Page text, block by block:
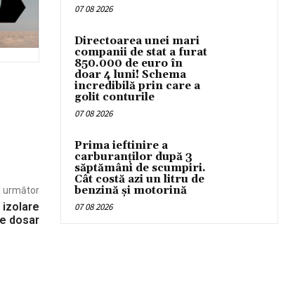
următor
izolare
dosar
07 08 2026
Directoarea unei mari
companii de stat a furat
850.000 de euro în
doar 4 luni! Schema
incredibilă prin care a
golit conturile
07 08 2026
Prima ieftinire a
carburanților după 3
săptămâni de scumpiri.
Cât costă azi un litru de
benzină și motorină
07 08 2026